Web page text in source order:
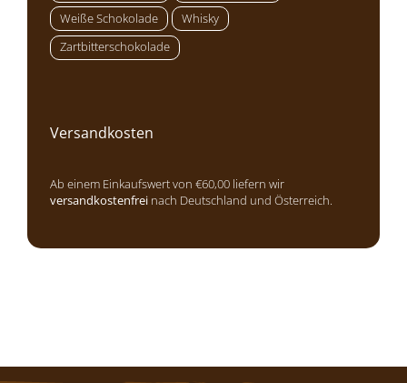
Weiße Schokolade
Whisky
Zartbitterschokolade
Versandkosten
Ab einem Einkaufswert von €60,00 liefern wir
versandkostenfrei nach Deutschland und Österreich.